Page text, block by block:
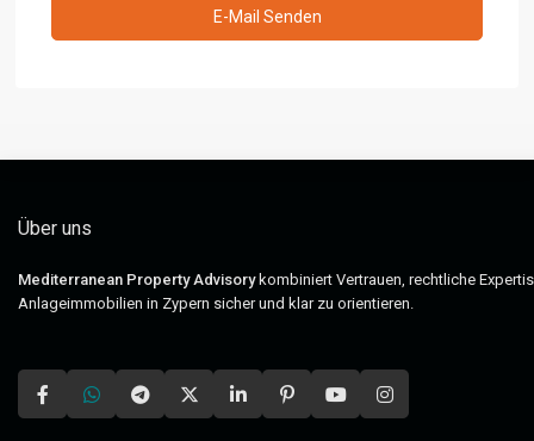
Über uns
Mediterranean Property Advisorykombiniert Vertrauen, rechtliche
Anlageimmobilien in Zypern sicher und klar zu orientieren.